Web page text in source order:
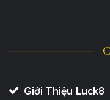
Giới Thiệu Luck8